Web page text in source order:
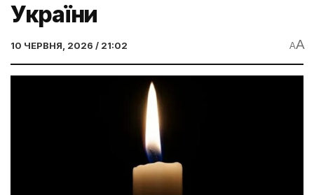
України
10 ЧЕРВНЯ, 2026 / 21:02 AA